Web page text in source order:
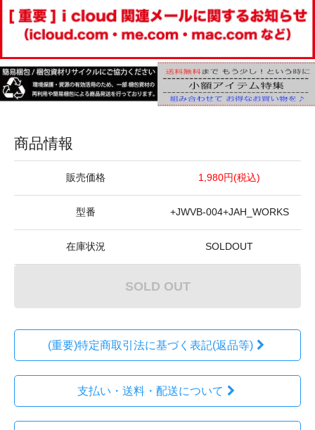
商品情報
販売価格 1,980円(税込)
型番 +JWVB-004+JAH_WORKS
在庫状況 SOLDOUT
SOLD OUT
(重要)特定商取引法に基づく表記(返品等)
支払い・送料・配送について